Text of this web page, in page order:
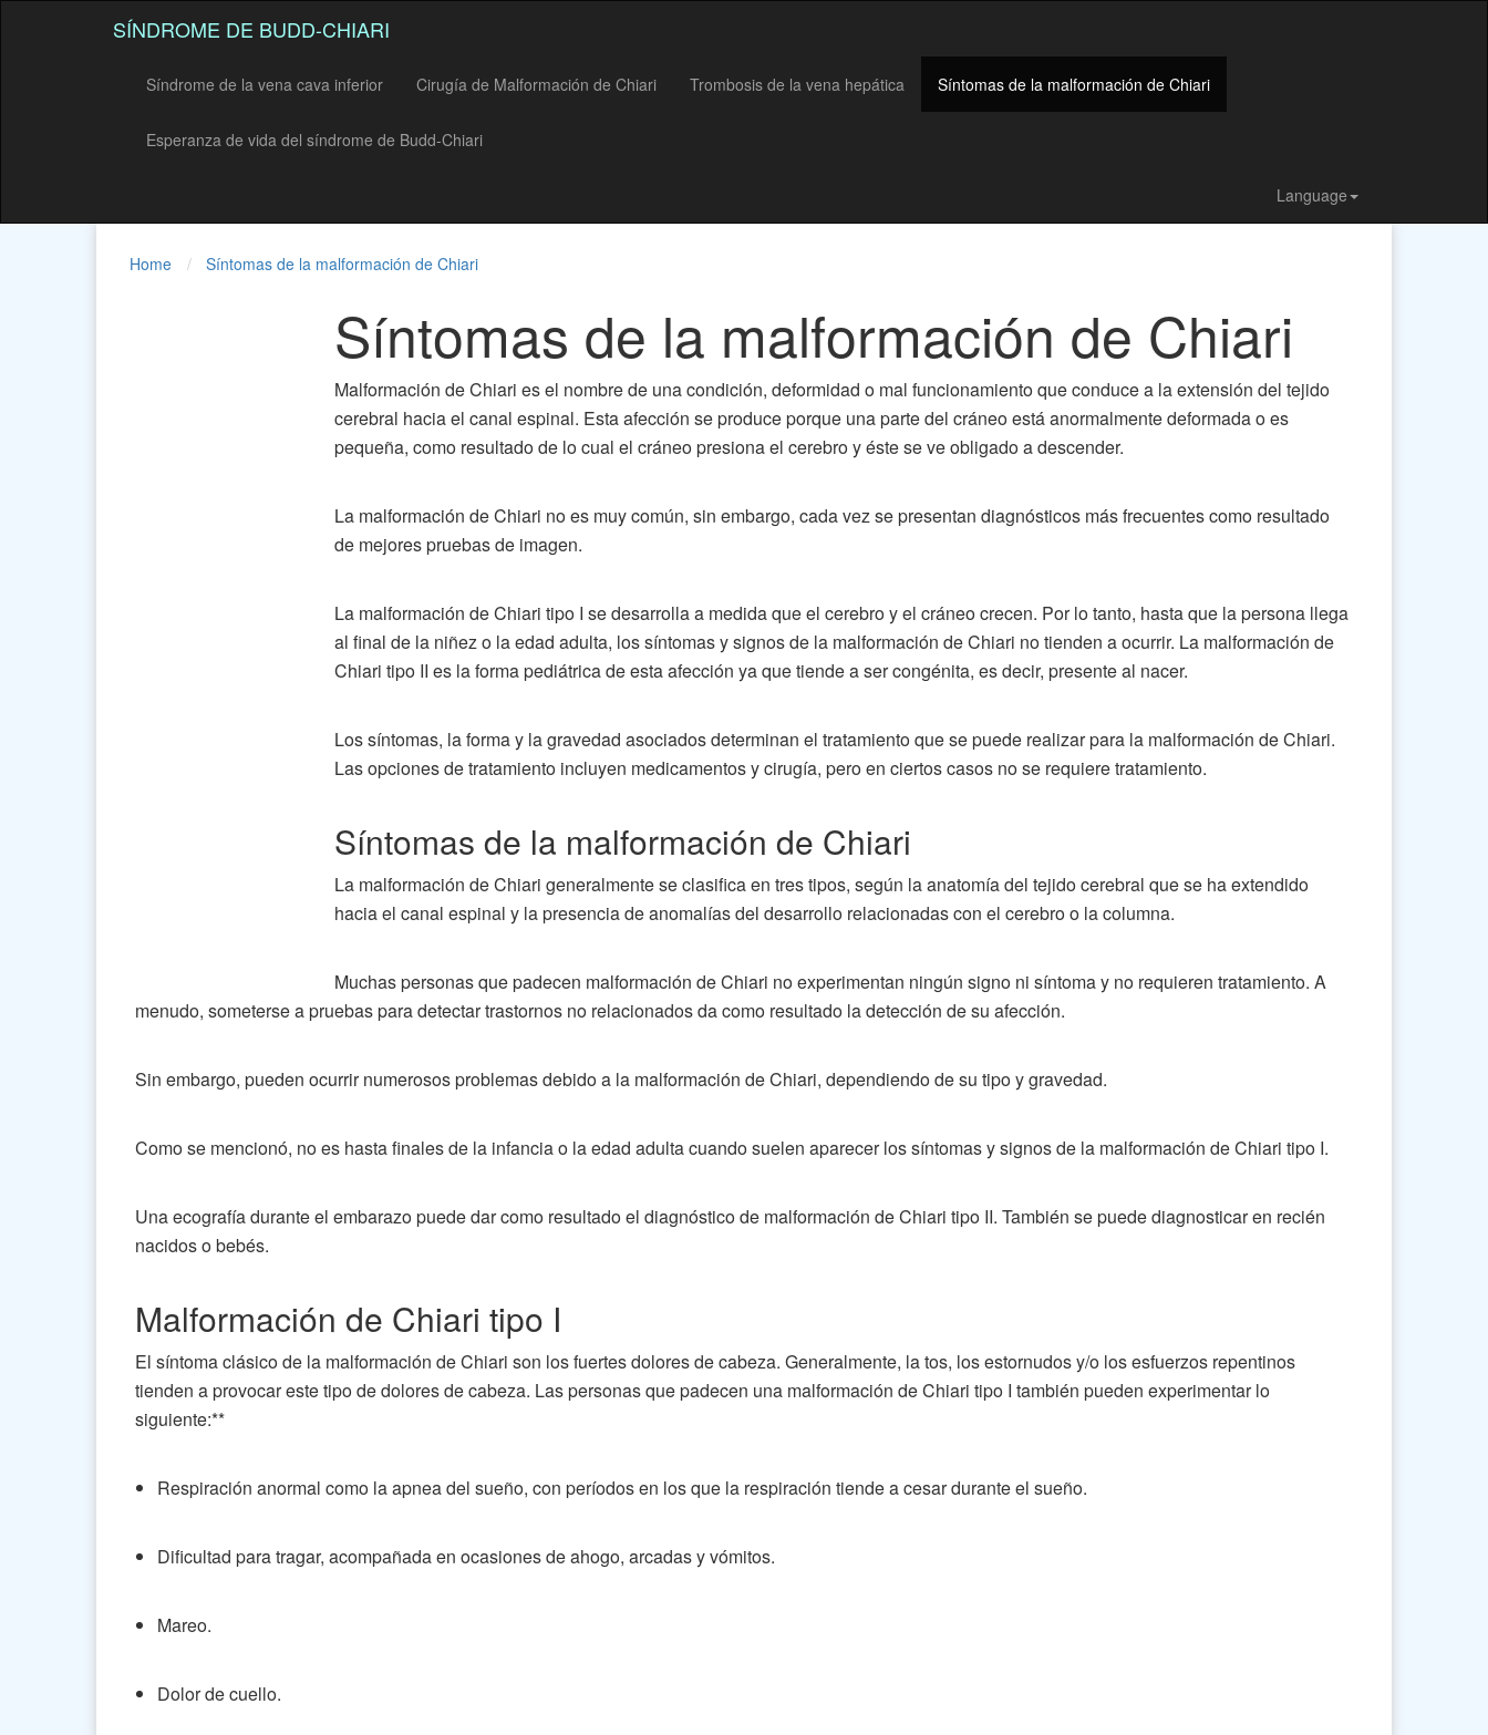
SÍNDROME DE BUDD-CHIARI
Síndrome de la vena cava inferior Cirugía de Malformación de Chiari Trombosis de la vena hepática Síntomas de la malformación de Chiari
Esperanza de vida del síndrome de Budd-Chiari
Language
Home Síntomas de la malformación de Chiari
Síntomas de la malformación de Chiari
Malformación de Chiari es el nombre de una condición, deformidad o mal funcionamiento que conduce a la extensión del tejido
cerebral hacia el canal espinal. Esta afección se produce porque una parte del cráneo está anormalmente deformada o es
pequeña, como resultado de lo cual el cráneo presiona el cerebro y éste se ve obligado a descender.
La malformación de Chiari no es muy común, sin embargo, cada vez se presentan diagnósticos más frecuentes como resultado
de mejores pruebas de imagen.
La malformación de Chiari tipo I se desarrolla a medida que el cerebro y el cráneo crecen. Por lo tanto, hasta que la persona llega
al final de la niñez o la edad adulta, los síntomas y signos de la malformación de Chiari no tienden a ocurrir. La malformación de
Chiari tipo II es la forma pediátrica de esta afección ya que tiende a ser congénita, es decir, presente al nacer.
Los síntomas, la forma y la gravedad asociados determinan el tratamiento que se puede realizar para la malformación de Chiari.
Las opciones de tratamiento incluyen medicamentos y cirugía, pero en ciertos casos no se requiere tratamiento.
Síntomas de la malformación de Chiari
La malformación de Chiari generalmente se clasifica en tres tipos, según la anatomía del tejido cerebral que se ha extendido
hacia el canal espinal y la presencia de anomalías del desarrollo relacionadas con el cerebro o la columna.
Muchas personas que padecen malformación de Chiari no experimentan ningún signo ni síntoma y no requieren tratamiento. A
menudo, someterse a pruebas para detectar trastornos no relacionados da como resultado la detección de su afección.
Sin embargo, pueden ocurrir numerosos problemas debido a la malformación de Chiari, dependiendo de su tipo y gravedad.
Como se mencionó, no es hasta finales de la infancia o la edad adulta cuando suelen aparecer los síntomas y signos de la malformación de Chiari tipo I.
Una ecografía durante el embarazo puede dar como resultado el diagnóstico de malformación de Chiari tipo II. También se puede diagnosticar en recién
nacidos o bebés.
Malformación de Chiari tipo I
El síntoma clásico de la malformación de Chiari son los fuertes dolores de cabeza. Generalmente, la tos, los estornudos y/o los esfuerzos repentinos
tienden a provocar este tipo de dolores de cabeza. Las personas que padecen una malformación de Chiari tipo I también pueden experimentar lo
siguiente:**
Respiración anormal como la apnea del sueño, con períodos en los que la respiración tiende a cesar durante el sueño.
Dificultad para tragar, acompañada en ocasiones de ahogo, arcadas y vómitos.
Mareo.
Dolor de cuello.